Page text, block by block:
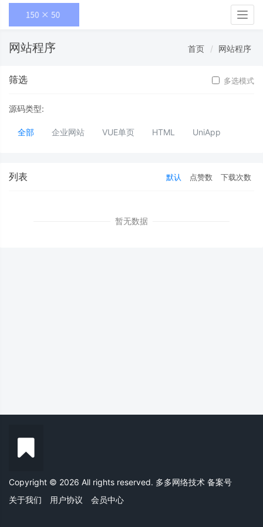
网站程序 首页 网站程序
筛选 多选模式
源码类型:
全部 企业网站 VUE单页 HTML UniApp
列表 默认 点赞数 下载次数
暂无数据
Copyright © 2026 All rights reserved. 多多网络技术 备案号
关于我们
用户协议 会员中心